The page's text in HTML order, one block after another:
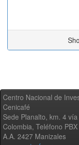
Centro Nacional de
Cenicafé
Sede Planalto, km. 4
Colombia, Teléfono
A.A. 2427 Manizales